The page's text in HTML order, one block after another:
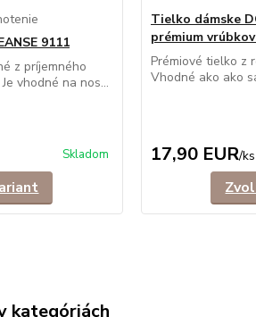
9111
z príjemného
vhodné na nos...
Skladom
Tielko dámske
prémium
Prémiové tielko z
Vhodné ako ako
17,90 EUR/ks
kategóriách